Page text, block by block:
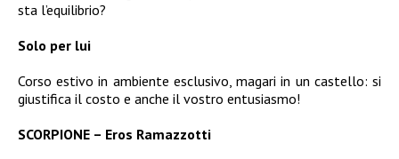
sta l’equilibrio?
Solo per lui
Corso estivo in ambiente esclusivo, magari in un castello: si
giustifica il costo e anche il vostro entusiasmo!
SCORPIONE – Eros Ramazzotti